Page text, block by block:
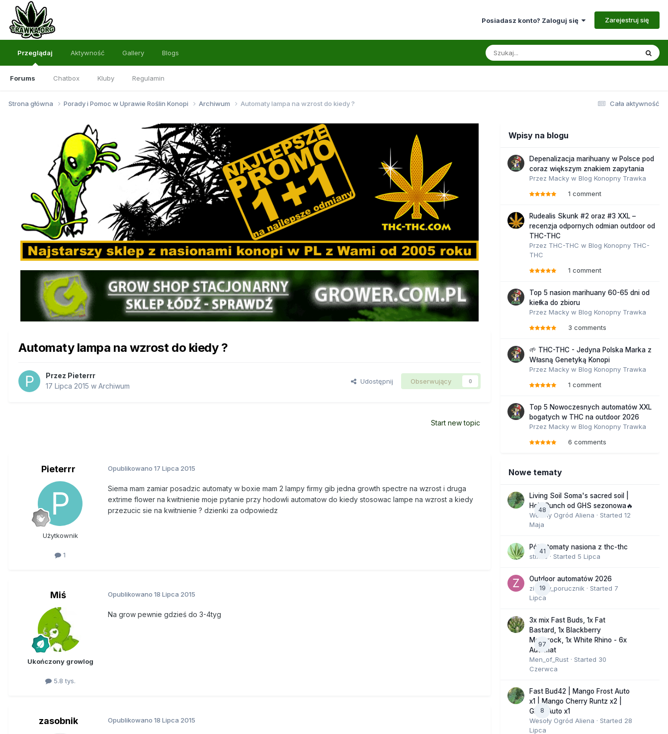
Posiadasz konto? Zaloguj się Zarejestruj się
Przeglądaj
Forums Chatbox Kluby Regulamin
Aktywność Gallery Blogs
Cała aktywność
Strona główna Porady i Pomoc w Uprawie Roślin Konopi Archiwum Automaty lampa na wzrost do kiedy ?
Automaty lampa na wzrost do kiedy ?
Przez Pieterrr
17 Lipca 2015 w Archiwum
Udostępnij Obserwujący 0
Start new topic
Pieterrr
Użytkownik
1
Opublikowano 17 Lipca 2015
Siema mam zamiar posadzic automaty w boxie mam 2 lampy firmy gib jedna growth spectre na wzrost i druga
extrime flower na kwitnienie moje pytanie przy hodowli automatow do kiedy stosowac lampe na wzrost a kiedy
przezucic sie na kwitnienie ? dzienki za odpowiedz
Miś
Ukończony growlog
5.8 tys.
Opublikowano 18 Lipca 2015
Na grow pewnie gdzieś do 3-4tyg
zasobnik Opublikowano 18 Lipca 2015
Wpisy na blogu
Depenalizacja marihuany w Polsce pod
coraz większym znakiem zapytania
Przez Macky w Blog Konopny Trawka
1 comment
Rudealis Skunk #2 oraz #3 XXL –
recenzja odpornych odmian outdoor od
THC-THC
Przez THC-THC w Blog Konopny THC-
THC
1 comment
Top 5 nasion marihuany 60-65 dni od
kiełka do zbioru
Przez Macky w Blog Konopny Trawka
3 comments
🌱 THC-THC - Jedyna Polska Marka z
Własną Genetyką Konopi
Przez Macky w Blog Konopny Trawka
1 comment
Top 5 Nowoczesnych automatów XXL
bogatych w THC na outdoor 2026
Przez Macky w Blog Konopny Trawka
6 comments
Nowe tematy
48
Living Soil Soma's sacred soil |
Holy Punch od GHS sezonowa🔥
Wesoły Ogród Aliena · Started 12
Maja
41
Półautomaty nasiona z thc-thc
stix33 · Started 5 Lipca
19
Outdoor automatów 2026
zielony_porucznik · Started 7
Lipca
97
3x mix Fast Buds, 1x Fat
Bastard, 1x Blackberry
Moonrock, 1x White Rhino - 6x
Automat
Men_of_Rust · Started 30
Czerwca
8
Fast Bud42 | Mango Frost Auto
x1 | Mango Cherry Runtz x2 |
GMO Auto x1
Wesoły Ogród Aliena · Started 28
Lipca